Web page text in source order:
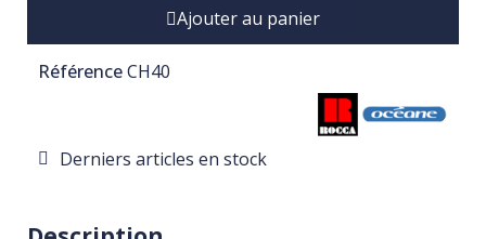
Ajouter au panier
RéférenceCH40
Derniers articles en stock